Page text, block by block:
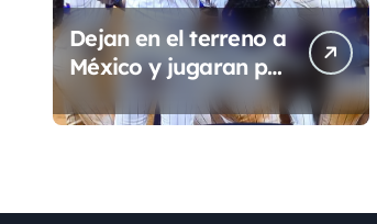
Dejan en el terreno a
México y jugaran por
el Oro de los JCC